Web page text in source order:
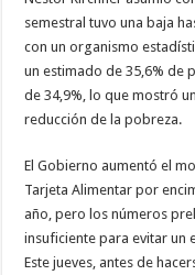
semestral tuvo una baja
con un organismo
un estimado de 35,6% de
de 34,9%, lo que mostró
reducción de la pobreza.
El Gobierno aumentó el
Tarjeta Alimentar por
año, pero los números
insuficiente para evitar un
Este jueves, antes de